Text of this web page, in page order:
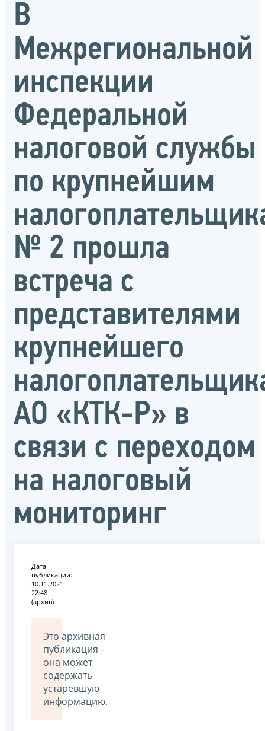
В
Межрегиональной
инспекции
Федеральной
налоговой службы
по крупнейшим
№ 2 прошла
встреча с
представителями
крупнейшего
АО «КТК-Р» в
связи с переходом
на налоговый
мониторинг
Дата
публикации:
10.11.2021
22:48
(архив)
Это архивная
публикация -
она может
содержать
устаревшую
информацию.